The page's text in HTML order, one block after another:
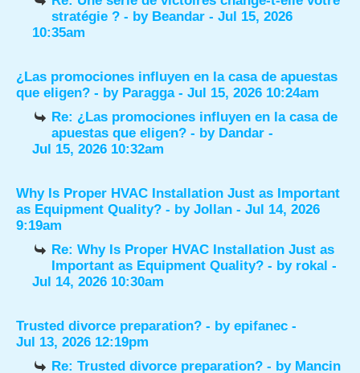
stratégie ? - by Beandar - Jul 15, 2026
10:35am
¿Las promociones influyen en la casa de apuestas
que eligen? - by Paragga- Jul 15, 2026 10:24am
Re: ¿Las promociones influyen en la casa de
apuestas que eligen? - by Dandar -
Jul 15, 2026 10:32am
Why Is Proper HVAC Installation Just as Important
as Equipment Quality? - by Jollan - Jul 14, 2026
9:19am
Re: Why Is Proper HVAC Installation Just as
Important as Equipment Quality? - by rokal -
Jul 14, 2026 10:30am
Trusted divorce preparation? - by epifanec -
Jul 13, 2026 12:19pm
Re: Trusted divorce preparation? - by Mancin